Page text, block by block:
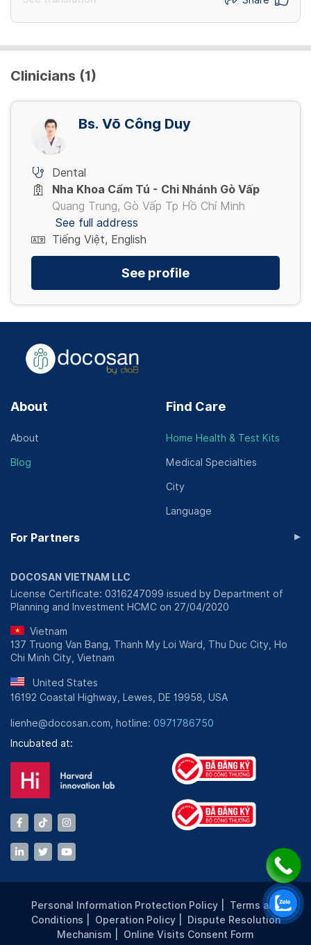
Clinicians (1)
Bs. Võ Công Duy
Dental
Nha Khoa Cẩm Tú - Chi Nhánh Gò Vấp
Quang Trung, Gò Vấp Tp Hồ Chí Minh
See full address
Tiếng Việt, English
See profile
About
About
Blog
Find Care
Home Health & Test Kits
Medical Specialties
City
Language
For Partners ▸
DOCOSAN VIETNAM LLC
License Certificate: 0316247099 issued by Department of
Planning and Investment HCMC on 27/04/2020
Vietnam
137 Truong Van Bang, Thanh My Loi Ward, Thu Duc City, Ho
Chi Minh City, Vietnam
United States
16192 Coastal Highway, Lewes, DE 19958, USA
lienhe@docosan.com, hotline: 0971786750
Incubated at:
Personal Information Protection Policy
Terms and
Conditions
Operation Policy
Dispute Resolution
Mechanism
Online Visits Consent Form